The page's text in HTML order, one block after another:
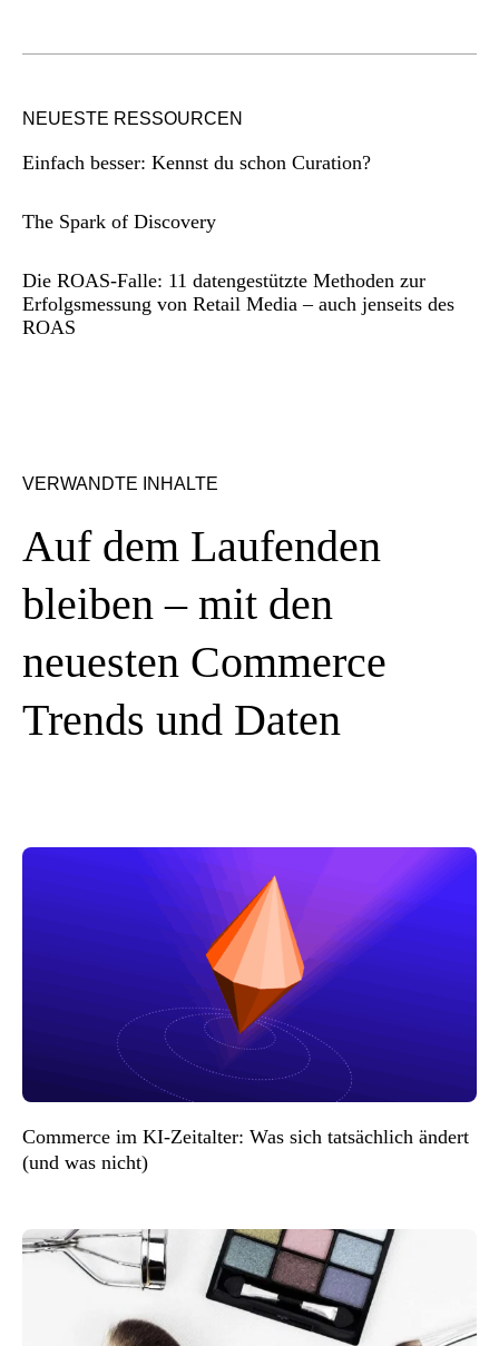
NEUESTE RESSOURCEN
Einfach besser: Kennst du schon Curation?
The Spark of Discovery
Die ROAS-Falle: 11 datengestützte Methoden zur
Erfolgsmessung von Retail Media – auch jenseits des
ROAS
VERWANDTE INHALTE
Auf dem Laufenden
bleiben – mit den
neuesten Commerce
Trends und Daten
Commerce im KI-Zeitalter: Was sich tatsächlich ändert
(und was nicht)